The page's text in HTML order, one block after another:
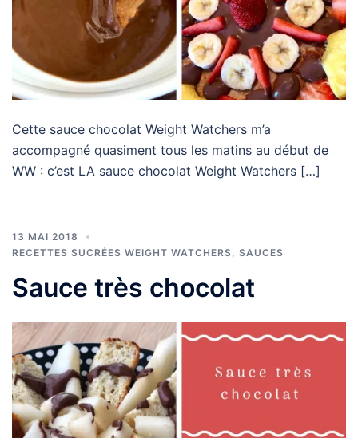
Cette sauce chocolat Weight Watchers m’a
accompagné quasiment tous les matins au début de
WW : c’est LA sauce chocolat Weight Watchers […]
13 MAI 2018
RECETTES SUCRÉES WEIGHT WATCHERS
SAUCES
Sauce très chocolat